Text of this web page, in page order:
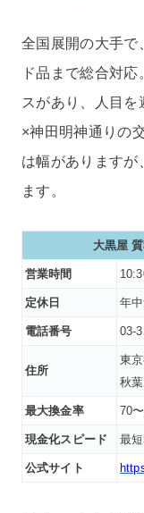
全国展開の大手で
ド品まで総合対
スがあり、人目を
×神田明神通りの
は幅がありますが
ます。
大黒屋
営業時間
定休日 年
電話番号 03-
住所
東
秋
最大換金率 70
現金化スピード 最
公式サイト